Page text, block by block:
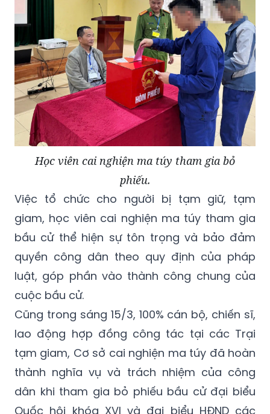
Học viên cai nghiện ma túy tham gia bỏ
phiếu.
Việc tổ chức cho người bị tạm giữ, tạm
giam, học viên cai nghiện ma túy tham gia
bầu cử thể hiện sự tôn trọng và bảo đảm
quyền công dân theo quy định của pháp
luật, góp phần vào thành công chung của
cuộc bầu cử.
Cũng trong sáng 15/3, 100% cán bộ, chiến sĩ,
lao động hợp đồng công tác tại các Trại
tạm giam, Cơ sở cai nghiện ma túy đã hoàn
thành nghĩa vụ và trách nhiệm của công
dân khi tham gia bỏ phiếu bầu cử đại biểu
Quốc hội khóa XVI và đại biểu HĐND các